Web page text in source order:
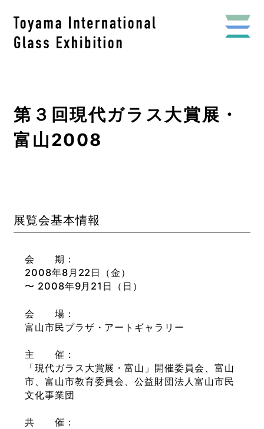
第３回現代ガラス大賞展・
富山2008
展覧会基本情報
会 期
2008年8月22日（金）
〜 2008年9月21日（日）
会 場
富山市民プラザ・アートギャラリー
主 催
「現代ガラス大賞展・富山」開催委員会、富山
市、富山市教育委員会、公益財団法人富山市民
文化事業団
共 催